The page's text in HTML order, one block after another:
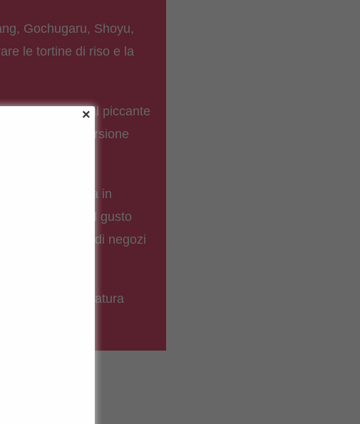
Gochugaru, Shoyu,
le tortine di riso e la
con il piccante
pesce o in versione
piacevole serata in
cucina porta il gusto
senza bisogno di negozi
a temperatura